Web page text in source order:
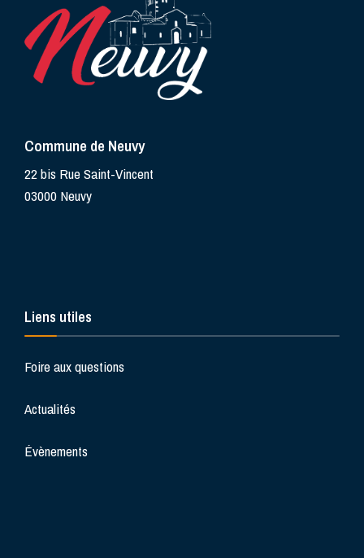
Commune de Neuvy
22 bis Rue Saint-Vincent
03000 Neuvy
Liens utiles
Foire aux questions
Actualités
Évènements